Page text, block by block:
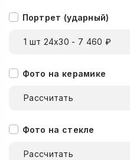
Портрет (ударный)
1 шт 24х30 - 7 460 ₽
Фото на керамике
Рассчитать
Фото на стекле
Рассчитать